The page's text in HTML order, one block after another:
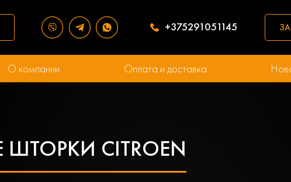
+375291051145
О компании Оплата и доставка
CITROEN